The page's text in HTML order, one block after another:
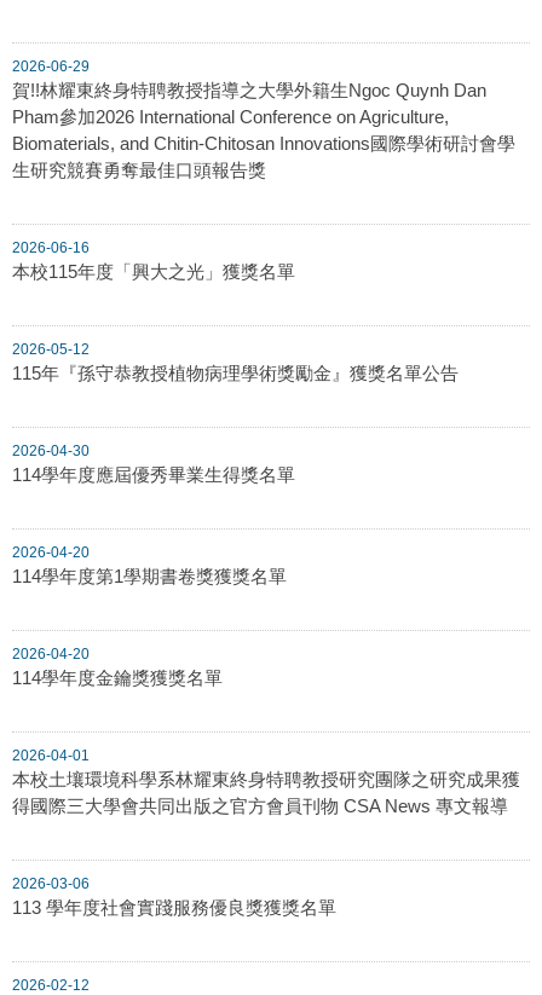
2026-06-29
賀!!林耀東終身特聘教授指導之大學外籍生Ngoc Quynh Dan
Pham參加2026 International Conference on Agriculture,
Biomaterials, and Chitin-Chitosan Innovations國際學術研討會學
生研究競賽勇奪最佳口頭報告獎
2026-06-16
本校115年度「興大之光」獲獎名單
2026-05-12
115年『孫守恭教授植物病理學術獎勵金』獲獎名單公告
2026-04-30
114學年度應屆優秀畢業生得獎名單
2026-04-20
114學年度第1學期書卷獎獲獎名單
2026-04-20
114學年度金鑰獎獲獎名單
2026-04-01
本校土壤環境科學系林耀東終身特聘教授研究團隊之研究成果獲
得國際三大學會共同出版之官方會員刊物 CSA News 專文報導
2026-03-06
113 學年度社會實踐服務優良獎獲獎名單
2026-02-12